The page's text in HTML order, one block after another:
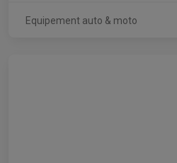
Equipement auto & moto